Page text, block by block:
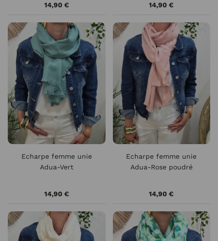
14,90 € 14,90 €
Echarpe femme unie
Adua-Vert
14,90 €
Echarpe femme unie
Adua-Rose poudré
14,90 €